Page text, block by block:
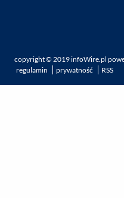
copyright ©2019infoWire.pl
regulamin
prywatność RSS